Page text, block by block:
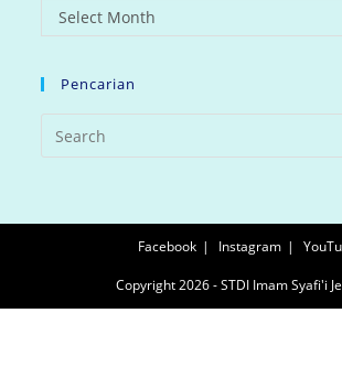
arsip
Select Month
Pencarian
Facebook Instagram
Copyright 2026 - STDI Imam Syafi'i